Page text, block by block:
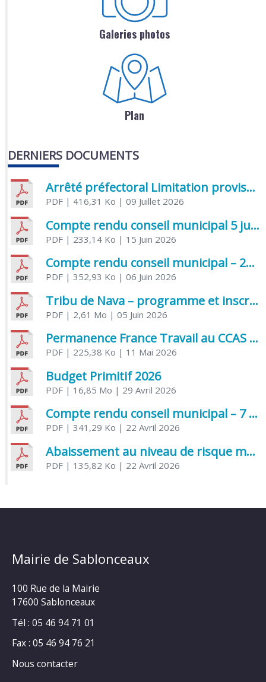
Galeries photos
Plan
DERNIERS DOCUMENTS
Arrêté préfectoral Limitation provisoire des usages de l’eau
PDF| 416,31 Ko | 09 Juillet 2026
Compte rendu conseil municipal 5 juin 2026 sénatoriale
PDF| 233,14 Ko | 15 Juin 2026
Compte rendu conseil municipal – 21 avril 2026
PDF| 352,93 Ko | 06 Juin 2026
Tribu de Nava – programme et inscriptions été 2026
PDF| 2,61 Mo | 05 Juin 2026
Permanence France Travail au CCAS de Saujon Juin 2026
PDF| 225,38 Ko | 11 Mai 2026
Budget Primitif 2026
PDF| 16,85 Mo | 29 Avril 2026
Compte rendu conseil municipal – 7 avril 2026
PDF| 341,29 Ko | 22 Avril 2026
Abaissement au niveau de risque modéré de l’Influenza aviaire
PDF| 135,82 Ko | 22 Avril 2026
Mairie de Sablonceaux
100 Rue de la Mairie
17600 Sablonceaux
Tél : 05 46 94 71 01
Fax : 05 46 94 76 21
Nous contacter